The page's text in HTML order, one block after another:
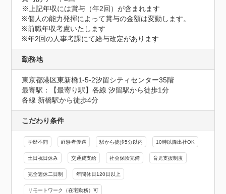
※上記年収には賞与（年2回）が含まれます
※個人の能力発揮によって賞与の金額は変動します。
※前職年収考慮いたします
※年2回の人事考課にて給与改定があります
勤務地
東京都港区東新橋1-5-2汐留シティセンター35階
最寄駅：【最寄り駅】各線 汐留駅から徒歩1分
各線 新橋駅から徒歩4分
こだわり条件
学歴不問 経験者優遇 駅から徒歩5分以内 10時以降出社OK
土日祝日休み 交通費支給 社会保険完備 育児支援制度
完全週休二日制 年間休日120日以上
リモートワーク（在宅勤務）可